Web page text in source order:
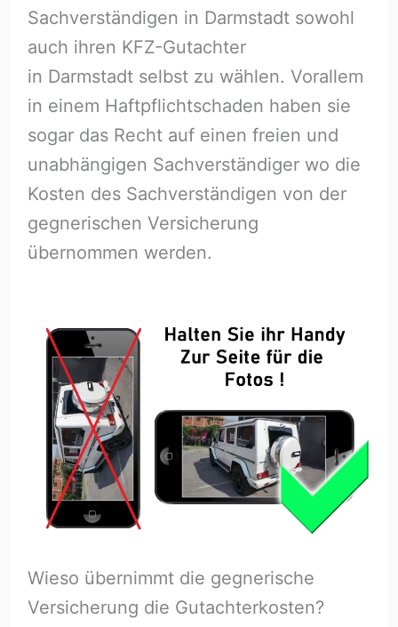
Sachverständigen in Darmstadt sowohl
auch ihren KFZ-Gutachter
in Darmstadt selbst zu wählen. Vorallem
in einem Haftpflichtschaden haben sie
sogar das Recht auf einen freien und
unabhängigen Sachverständiger wo die
Kosten des Sachverständigen von der
gegnerischen Versicherung
übernommen werden.
Wieso übernimmt die gegnerische
Versicherung die Gutachterkosten?